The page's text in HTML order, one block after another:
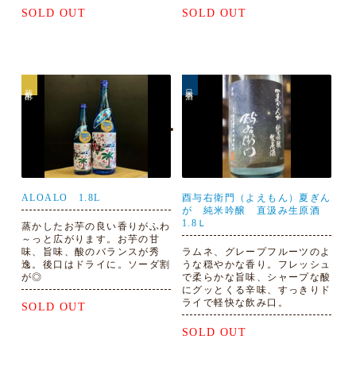
SOLD OUT SOLD OUT
ALOALO 1.8L
蒸かしたお芋の良い香りがふわ
～っと広がります。お芋の甘
味、旨味、酸のバランスが秀
逸。後口はドライに。ソーダ割
が◎
SOLD OUT
酉与右衛門（よえもん）夏ぎん
が 純米吟醸 直汲み生原酒
1.8Ｌ
ラムネ、グレープフルーツのよ
うな穏やかな香り。フレッシュ
で柔らかな旨味、シャープな酸
にグッとくる辛味、すっきりド
ライで軽快な飲み口。
SOLD OUT